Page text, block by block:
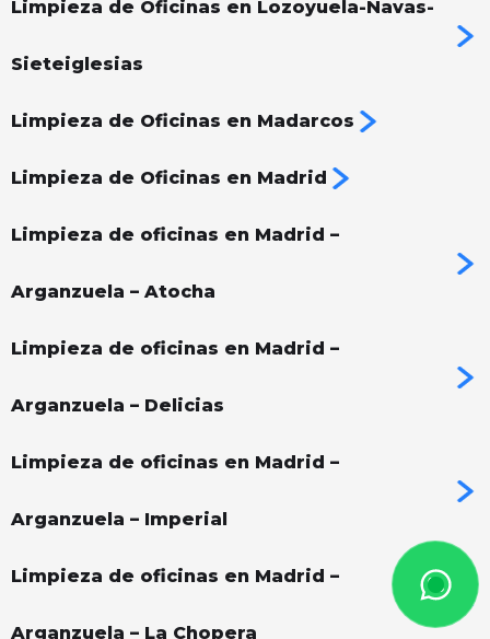
Limpieza de Oficinas en Lozoyuela-Navas-
Sieteiglesias
Limpieza de Oficinas en Madarcos
Limpieza de Oficinas en Madrid
Limpieza de oficinas en Madrid –
Arganzuela – Atocha
Limpieza de oficinas en Madrid –
Arganzuela – Delicias
Limpieza de oficinas en Madrid –
Arganzuela – Imperial
Limpieza de oficinas en Madrid –
Arganzuela – La Chopera